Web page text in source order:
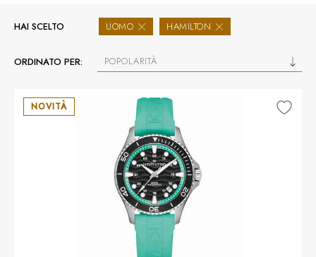
HAI SCELTO UOMO HAMILTON
ORDINATO PER: POPOLARITÀ
NOVITÀ